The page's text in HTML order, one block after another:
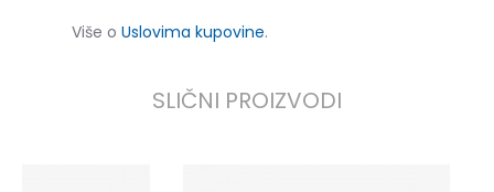
Više o Uslovima kupovine.
SLIČNI PROIZVODI